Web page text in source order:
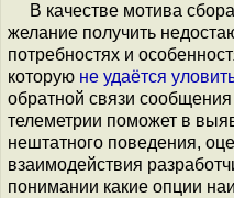
В качестве мотива
желание получить
потребностях и
которую не удаётся
обратной связи
телеметрии поможет в
нештатного поведения,
взаимодействия
понимании какие опции